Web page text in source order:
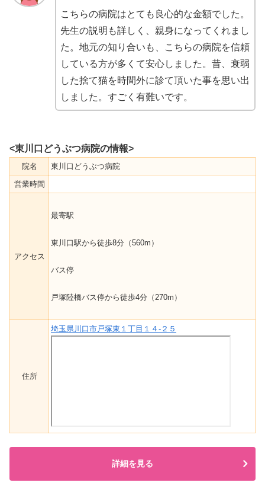
こちらの病院はとても良心的な金額でした。
先生の説明も詳しく、親身になってくれまし
た。地元の知り合いも、こちらの病院を信頼
している方が多くて安心しました。昔、衰弱
した捨て猫を時間外に診て頂いた事を思い出
しました。すごく有難いです。
<東川口どうぶつ病院の情報>
院名
東川口どうぶつ病院
営業時間
アクセス
最寄駅
東川口駅から徒歩8分（560m）
バス停
戸塚陸橋バス停から徒歩4分（270m）
住所
埼玉県川口市戸塚東１丁目１４-２５
詳細を見る